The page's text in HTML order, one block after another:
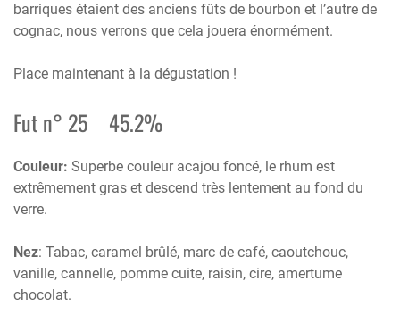
barriques étaient des anciens fûts de bourbon et l’autre de
cognac, nous verrons que cela jouera énormément.
Place maintenant à la dégustation !
Fut n° 25 45.2%
Couleur: Superbe couleur acajou foncé, le rhum est
extrêmement gras et descend très lentement au fond du
verre.
Nez: Tabac, caramel brûlé, marc de café, caoutchouc,
vanille, cannelle, pomme cuite, raisin, cire, amertume
chocolat.